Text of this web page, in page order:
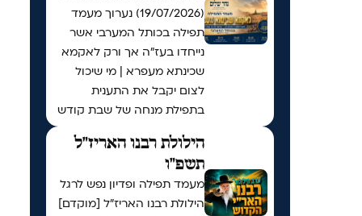
(19/07/2026) נערוך מעמד
תפילה בכותל המערבי אשר
נייחדו בעז"ה אך ורק לאקמא
שכינתא מעפרא | מי שיכול
לצום יקבל את התענית
בתפילת מנחה של שבת קודש
הילולת רבנו האריז"ל
תשפ"ו
מעמד תפילה ופדיון נפש לרגל
הילולת רבנו האריז"ל [מוקדם]